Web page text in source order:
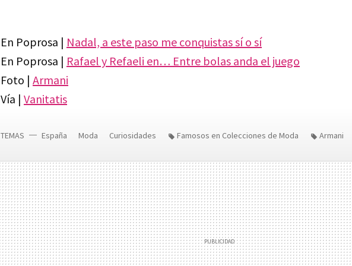
En Poprosa | Nadal, a este paso me conquistas sí o sí
En Poprosa | Rafael y Refaeli en… Entre bolas anda el juego
Foto | Armani
Vía | Vanitatis
TEMAS España Moda Curiosidades Famosos en Colecciones de Moda Armani